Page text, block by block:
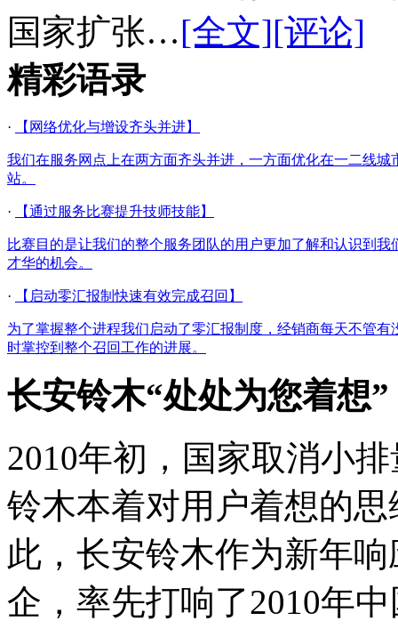
国家扩张…[全文][评论]
精彩语录
· 【网络优化与增设齐头并进】
我们在服务网点上在两方面齐头并进，一方面优化在一二线
站。
· 【通过服务比赛提升技师技能】
比赛目的是让我们的整个服务团队的用户更加了解和认识到
才华的机会。
· 【启动零汇报制快速有效完成召回】
为了掌握整个进程我们启动了零汇报制度，经销商每天不管
时掌控到整个召回工作的进展。
长安铃木“处处为您着想”
2010年初，国家取消小
铃木本着对用户着想的
此，长安铃木作为新年
企，率先打响了2010年